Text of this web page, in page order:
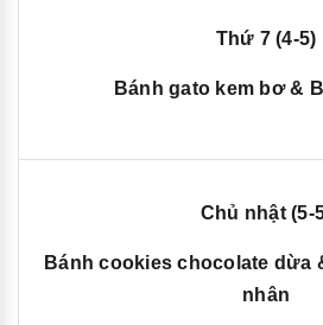
Thứ 7(4-5)
Bánh gato kem bơ &
Chủ nhật (5-
Bánh cookies chocolate dừa
nhân